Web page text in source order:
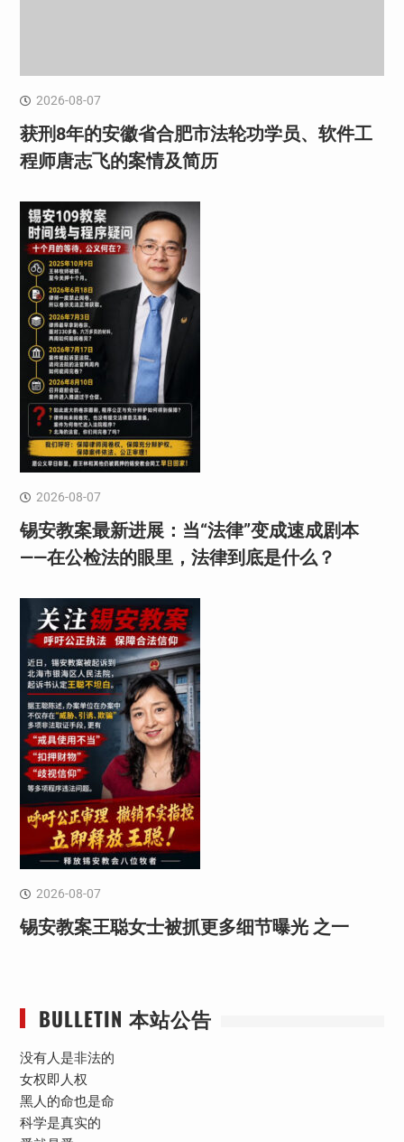
2026-08-07
获刑8年的安徽省合肥市法轮功学员、软件工
程师唐志飞的案情及简历
2026-08-07
锡安教案最新进展：当“法律”变成速成剧本
——在公检法的眼里，法律到底是什么？
2026-08-07
锡安教案王聪女士被抓更多细节曝光 之一
BULLETIN 本站公告
没有人是非法的
女权即人权
黑人的命也是命
科学是真实的